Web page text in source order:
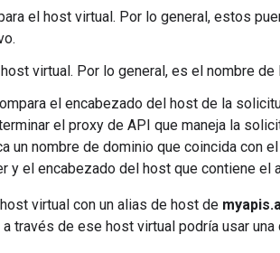
el host virtual. Por lo general, estos
virtual. Por lo general, es el nombre de
el encabezado del host de la
el proxy de API que maneja la
un nombre de dominio que coincida con
y el encabezado del host que contiene el
virtual con un alias de host de
a través de ese host virtual podría usar